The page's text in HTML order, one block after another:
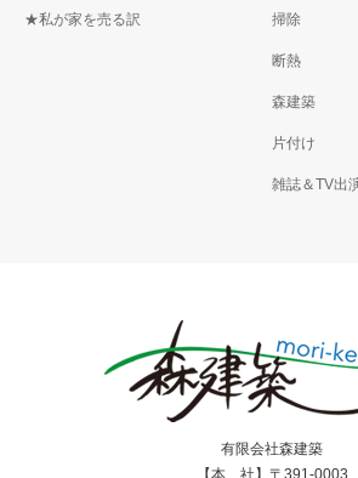
★私が家を売る訳 掃除
断熱
森建築
片付け
雑誌＆TV出
有限会社森建築
【本 社】〒391-0003